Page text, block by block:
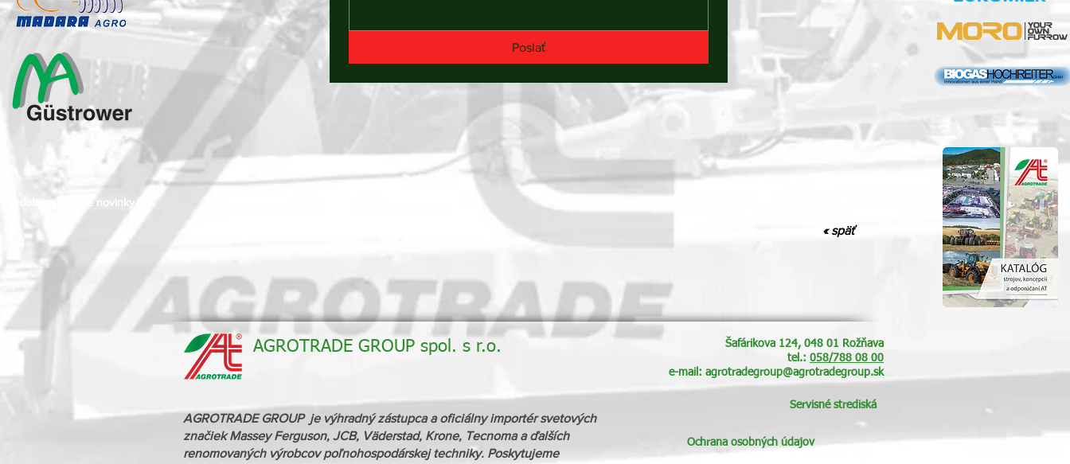
Poslať
« späť
Odoberajte naše novinky
AGROTRADE GROUP spol. s r.o.
Šafárikova 124, 048 01 Rožňava
tel.: 058/788 08 00
e-mail: agrotradegroup@agrotradegroup.sk
AGROTRADE GROUP je výhradný zástupca a oficiálny importér svetových
značiek Massey Ferguson, JCB, Väderstad, Krone, Tecnoma a ďalších
renomovaných výrobcov poľnohospodárskej techniky. Poskytujeme
Servisné strediská
Ochrana osobných údajov